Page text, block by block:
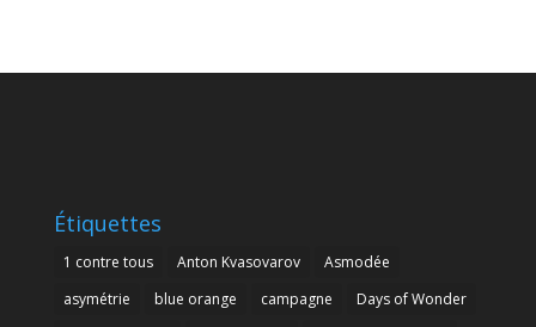
Étiquettes
1 contre tous Anton Kvasovarov
Asmodée
asymétrie
blue orange campagne
Days of Wonder